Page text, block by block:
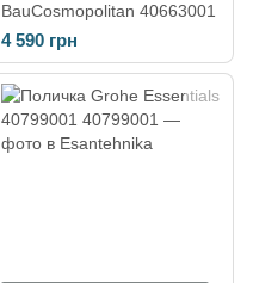
BauCosmopolitan 40663001
4 590 грн